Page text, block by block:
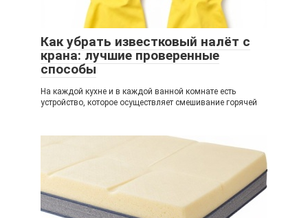
Как убрать известковый налёт с
крана: лучшие проверенные
способы
На каждой кухне и в каждой ванной комнате есть
устройство, которое осуществляет смешивание горячей